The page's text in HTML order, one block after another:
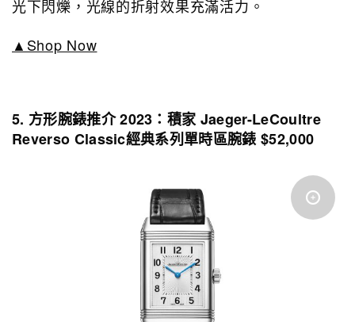
光下閃爍，光線的折射效果充滿活力。
▲Shop Now
5. 方形腕錶推介 2023：積家 Jaeger-LeCoultre
Reverso Classic經典系列單時區腕錶 $52,000